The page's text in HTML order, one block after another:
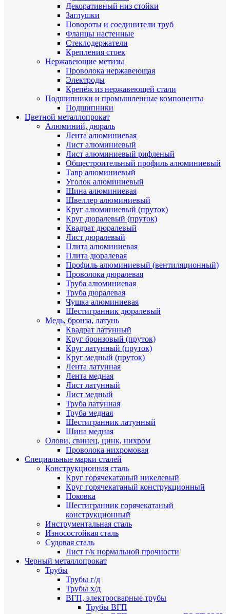
Декоративный низ стойки
Заглушки
Повороты и соединители труб
Фланцы настенные
Стеклодержатели
Крепления стоек
Нержавеющие метизы
Проволока нержавеющая
Электроды
Крепёж из нержавеющей стали
Подшипники и промышленные компоненты
Подшипники
Цветной металлопрокат
Алюминий, дюраль
Лента алюминиевая
Лист алюминиевый
Лист алюминиевый рифленый
Общестроительный профиль алюминиевый
Тавр алюминиевый
Уголок алюминиевый
Шина алюминиевая
Швеллер алюминиевый
Круг алюминиевый (пруток)
Круг дюралевый (пруток)
Квадрат дюралевый
Лист дюралевый
Плита алюминиевая
Плита дюралевая
Профиль алюминиевый (вентиляционный)
Проволока дюралевая
Труба алюминиевая
Труба дюралевая
Чушка алюминиевая
Шестигранник дюралевый
Медь, бронза, латунь
Квадрат латунный
Круг бронзовый (пруток)
Круг латунный (пруток)
Круг медный (пруток)
Лента латунная
Лента медная
Лист латунный
Лист медный
Труба латунная
Труба медная
Шестигранник латунный
Шина медная
Олови, свинец, цинк, нихром
Проволока нихромовая
Специальные марки сталей
Конструкционная сталь
Круг горячекатаный никелевый
Круг горячекатаный конструкционный
Поковка
Шестигранник горячекатаный
конструкционный
Инструментальная сталь
Износостойкая сталь
Судовая сталь
Лист г/к нормальной прочности
Черный металлопрокат
Трубы
Трубы г/д
Трубы х/д
ВГП, электросварные трубы
Трубы ВГП